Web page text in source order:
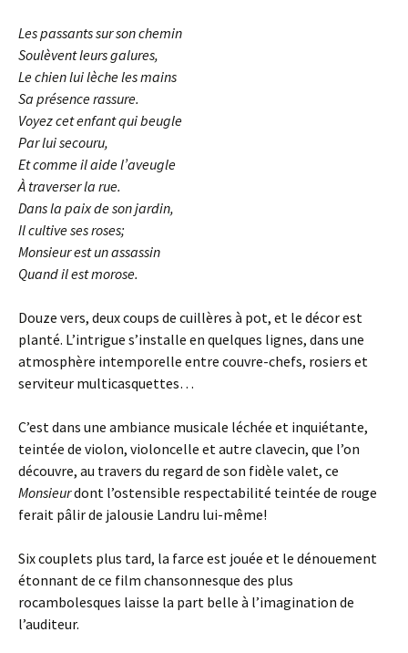
Les passants sur son chemin
Soulèvent leurs galures,
Le chien lui lèche les mains
Sa présence rassure.
Voyez cet enfant qui beugle
Par lui secouru,
Et comme il aide l’aveugle
À traverser la rue.
Dans la paix de son jardin,
Il cultive ses roses;
Monsieur est un assassin
Quand il est morose.
Douze vers, deux coups de cuillères à pot, et le décor est
planté. L’intrigue s’installe en quelques lignes, dans une
atmosphère intemporelle entre couvre-chefs, rosiers et
serviteur multicasquettes…
C’est dans une ambiance musicale léchée et inquiétante,
teintée de violon, violoncelle et autre clavecin, que l’on
découvre, au travers du regard de son fidèle valet, ce
Monsieurdont l’ostensible respectabilité teintée de rouge
ferait pâlir de jalousie Landru lui-même!
Six couplets plus tard, la farce est jouée et le dénouement
étonnant de ce film chansonnesque des plus
rocambolesques laisse la part belle à l’imagination de
l’auditeur.